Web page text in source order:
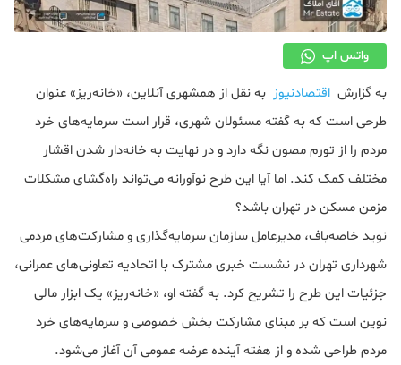
واتس اپ
به گزارش اقتصادنیوز به نقل از همشهری آنلاین، «خانه‌ریز» عنوان
طرحی است که به گفته مسئولان شهری، قرار است سرمایه‌های خرد
مردم را از تورم مصون نگه دارد و در نهایت به خانه‌دار شدن اقشار
مختلف کمک کند. اما آیا این طرح نوآورانه می‌تواند راه‌گشای مشکلات
مزمن مسکن در تهران باشد؟
نوید خاصه‌باف، مدیرعامل سازمان سرمایه‌گذاری و مشارکت‌های مردمی
شهرداری تهران در نشست خبری مشترک با اتحادیه تعاونی‌های عمرانی،
جزئیات این طرح را تشریح کرد. به گفته او، «خانه‌ریز» یک ابزار مالی
نوین است که بر مبنای مشارکت بخش خصوصی و سرمایه‌های خرد
مردم طراحی شده و از هفته آینده عرضه عمومی آن آغاز می‌شود.